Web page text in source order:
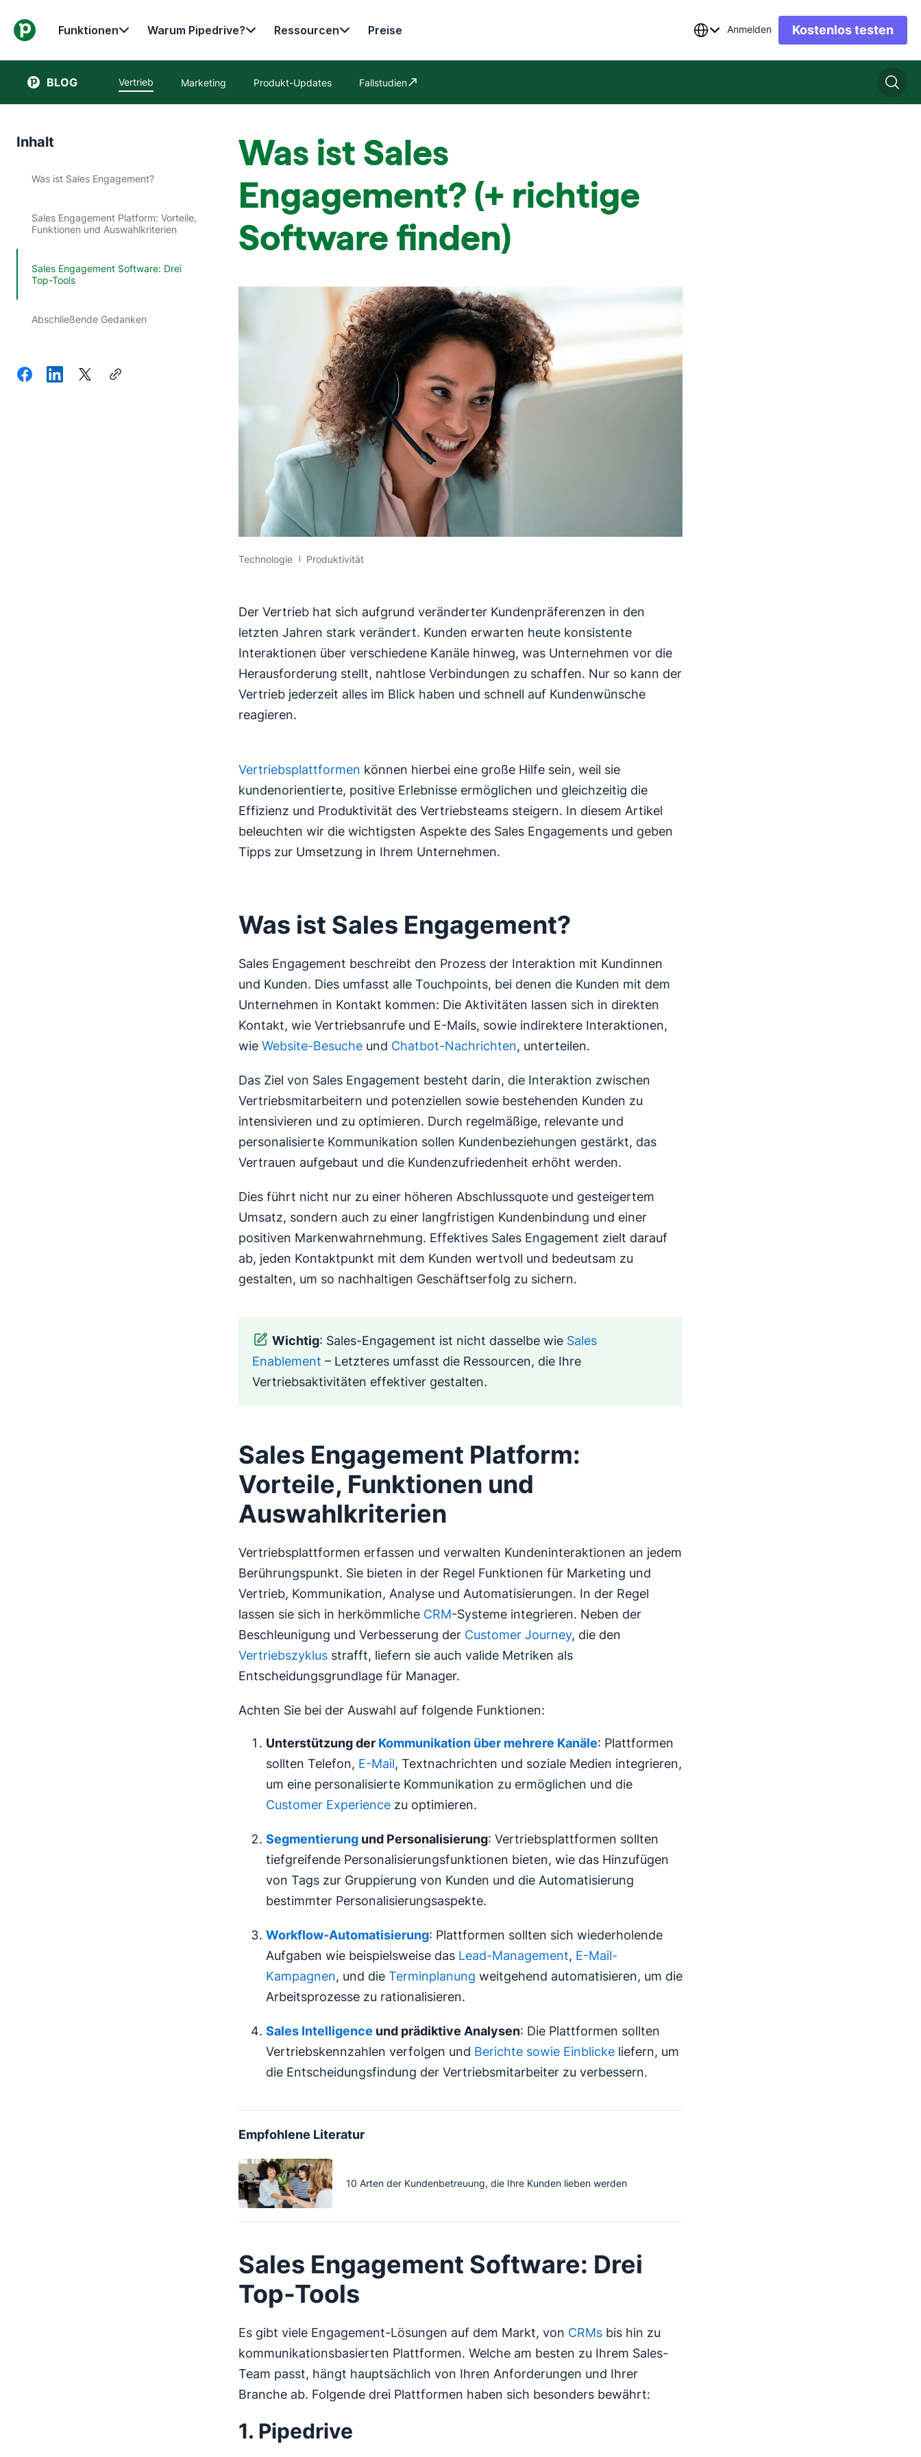
Funktionen Warum Pipedrive? Ressourcen Preise Anmelden Kostenlos testen
BLOG Vertrieb Marketing Produkt-Updates Fallstudien
In neuem Fenster öffnen
Inhalt
Was ist Sales Engagement?
Sales Engagement Platform: Vorteile,
Funktionen und Auswahlkriterien
Sales Engagement Software: Drei
Top-Tools
Abschließende Gedanken
Was ist Sales
Engagement? (+ richtige
Software finden)
Technologie Produktivität
Der Vertrieb hat sich aufgrund veränderter Kundenpräferenzen in den
letzten Jahren stark verändert. Kunden erwarten heute konsistente
Interaktionen über verschiedene Kanäle hinweg, was Unternehmen vor die
Herausforderung stellt, nahtlose Verbindungen zu schaffen. Nur so kann der
Vertrieb jederzeit alles im Blick haben und schnell auf Kundenwünsche
reagieren.
Vertriebsplattformen können hierbei eine große Hilfe sein, weil sie
kundenorientierte, positive Erlebnisse ermöglichen und gleichzeitig die
Effizienz und Produktivität des Vertriebsteams steigern. In diesem Artikel
beleuchten wir die wichtigsten Aspekte des Sales Engagements und geben
Tipps zur Umsetzung in Ihrem Unternehmen.
Was ist Sales Engagement?
Sales Engagement beschreibt den Prozess der Interaktion mit Kundinnen
und Kunden. Dies umfasst alle Touchpoints, bei denen die Kunden mit dem
Unternehmen in Kontakt kommen: Die Aktivitäten lassen sich in direkten
Kontakt, wie Vertriebsanrufe und E-Mails, sowie indirektere Interaktionen,
wie Website-Besuche und Chatbot-Nachrichten, unterteilen.
Das Ziel von Sales Engagement besteht darin, die Interaktion zwischen
Vertriebsmitarbeitern und potenziellen sowie bestehenden Kunden zu
intensivieren und zu optimieren. Durch regelmäßige, relevante und
personalisierte Kommunikation sollen Kundenbeziehungen gestärkt, das
Vertrauen aufgebaut und die Kundenzufriedenheit erhöht werden.
Dies führt nicht nur zu einer höheren Abschlussquote und gesteigertem
Umsatz, sondern auch zu einer langfristigen Kundenbindung und einer
positiven Markenwahrnehmung. Effektives Sales Engagement zielt darauf
ab, jeden Kontaktpunkt mit dem Kunden wertvoll und bedeutsam zu
gestalten, um so nachhaltigen Geschäftserfolg zu sichern.
Wichtig: Sales-Engagement ist nicht dasselbe wie Sales
Enablement – Letzteres umfasst die Ressourcen, die Ihre
Vertriebsaktivitäten effektiver gestalten.
Sales Engagement Platform:
Vorteile, Funktionen und
Auswahlkriterien
Vertriebsplattformen erfassen und verwalten Kundeninteraktionen an jedem
Berührungspunkt. Sie bieten in der Regel Funktionen für Marketing und
Vertrieb, Kommunikation, Analyse und Automatisierungen. In der Regel
lassen sie sich in herkömmliche CRM-Systeme integrieren. Neben der
Beschleunigung und Verbesserung der Customer Journey, die den
Vertriebszyklus strafft, liefern sie auch valide Metriken als
Entscheidungsgrundlage für Manager.
Achten Sie bei der Auswahl auf folgende Funktionen:
Unterstützung der Kommunikation über mehrere Kanäle: Plattformen
sollten Telefon, E-Mail, Textnachrichten und soziale Medien integrieren,
um eine personalisierte Kommunikation zu ermöglichen und die
Customer Experience zu optimieren.
Segmentierung und Personalisierung: Vertriebsplattformen sollten
tiefgreifende Personalisierungsfunktionen bieten, wie das Hinzufügen
von Tags zur Gruppierung von Kunden und die Automatisierung
bestimmter Personalisierungsaspekte.
Workflow-Automatisierung: Plattformen sollten sich wiederholende
Aufgaben wie beispielsweise das Lead-Management, E-Mail-
Kampagnen, und die Terminplanung weitgehend automatisieren, um die
Arbeitsprozesse zu rationalisieren.
Sales Intelligence und prädiktive Analysen: Die Plattformen sollten
Vertriebskennzahlen verfolgen und Berichte sowie Einblicke liefern, um
die Entscheidungsfindung der Vertriebsmitarbeiter zu verbessern.
Empfohlene Literatur
10 Arten der Kundenbetreuung, die Ihre Kunden lieben werden
Sales Engagement Software: Drei
Top-Tools
Es gibt viele Engagement-Lösungen auf dem Markt, von CRMs bis hin zu
kommunikationsbasierten Plattformen. Welche am besten zu Ihrem Sales-
Team passt, hängt hauptsächlich von Ihren Anforderungen und Ihrer
Branche ab. Folgende drei Plattformen haben sich besonders bewährt:
1. Pipedrive